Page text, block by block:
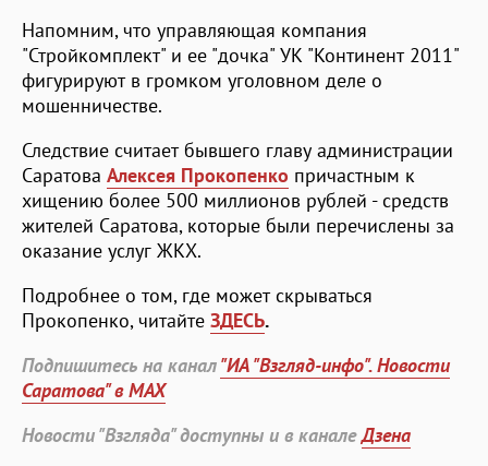
Напомним, что управляющая компания
"Стройкомплект" и ее "дочка" УК "Континент 2011"
фигурируют в громком уголовном деле о
мошенничестве.
Следствие считает бывшего главу администрации
Саратова Алексея Прокопенко причастным к
хищению более 500 миллионов рублей - средств
жителей Саратова, которые были перечислены за
оказание услуг ЖКХ.
Подробнее о том, где может скрываться
Прокопенко, читайте ЗДЕСЬ.
Подпишитесь на канал"ИА "Взгляд-инфо". Новости
Саратова" в MAX
Новости "Взгляда" доступны и в каналеДзена